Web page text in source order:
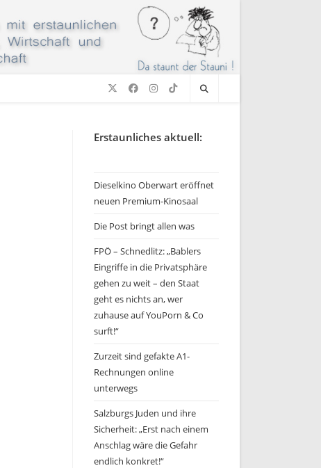
Erstaunliches aktuell:
Dieselkino Oberwart eröffnet
neuen Premium-Kinosaal
Die Post bringt allen was
FPÖ – Schnedlitz: „Bablers
Eingriffe in die Privatsphäre
gehen zu weit – den Staat
geht es nichts an, wer
zuhause auf YouPorn & Co
surft!“
Zurzeit sind gefakte A1-
Rechnungen online
unterwegs
Salzburgs Juden und ihre
Sicherheit: „Erst nach einem
Anschlag wäre die Gefahr
endlich konkret!“